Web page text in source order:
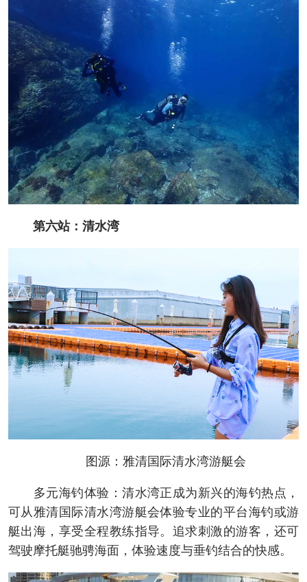
第六站：清水湾
图源：雅清国际清水湾游艇会
多元海钓体验：清水湾正成为新兴的海钓热点，
可从雅清国际清水湾游艇会体验专业的平台海钓或游
艇出海，享受全程教练指导。追求刺激的游客，还可
驾驶摩托艇驰骋海面，体验速度与垂钓结合的快感。